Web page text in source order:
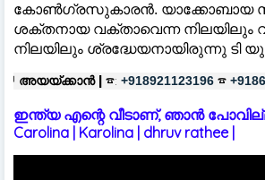
കോണ്‍ഗ്രസുകാരന്‍. യാക്കോബായ
ശക്തനായ വക്താവെന്ന നിലയിലും
നിലയിലും ശ്രദ്ധേയനായിരുന്നു ടി
☎: +918921123196 ☎ +918606657037
ഇന്ത്യ എന്റെ വീടാണ്, ഞാൻ
Carolina | Karolina | dhruv rathee |